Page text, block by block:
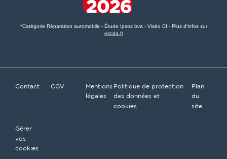
*Catégorie Réparation automobile - Étude Ipsos bva - Viséo CI - Plus d'infos sur
escda.fr
Contact CGV
Mentions
légales
Politique de protection
des données et
cookies
Plan
du
site
Gérer
vos
cookies